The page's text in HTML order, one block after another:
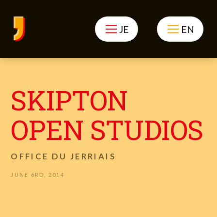
JE EN
SKIPTON
OPEN STUDIOS
OFFICE DU JERRIAIS
JUNE 6RD, 2014